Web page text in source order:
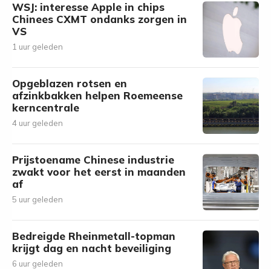
WSJ: interesse Apple in chips
Chinees CXMT ondanks zorgen in
VS
1 uur geleden
Opgeblazen rotsen en
afzinkbakken helpen Roemeense
kerncentrale
4 uur geleden
Prijstoename Chinese industrie
zwakt voor het eerst in maanden
af
5 uur geleden
Bedreigde Rheinmetall-topman
krijgt dag en nacht beveiliging
6 uur geleden